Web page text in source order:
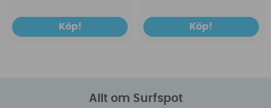
Köp! Köp!
Allt om Surfspot